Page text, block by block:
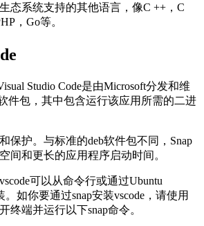
态系统支持的其他语言，像C ++，C
，Go等。
Studio Code是由Microsoft分发和维
件包，其中包含运行该应用所需的二进
保护。与标准的deb软件包不同，Snap
间和更长的应用程序启动时间。
可以从命令行或通过Ubuntu
。如你要通过snap安装vscode，请使用
终端并运行以下snap命令。